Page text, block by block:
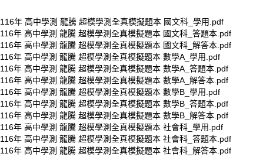
116年 高中學測 龍騰 超模學測全真模擬題本 國文科_學用.pdf
116年 高中學測 龍騰 超模學測全真模擬題本 國文科_答題本.pdf
116年 高中學測 龍騰 超模學測全真模擬題本 國文科_解答本.pdf
116年 高中學測 龍騰 超模學測全真模擬題本 數學A_學用.pdf
116年 高中學測 龍騰 超模學測全真模擬題本 數學A_答題本.pdf
116年 高中學測 龍騰 超模學測全真模擬題本 數學A_解答本.pdf
116年 高中學測 龍騰 超模學測全真模擬題本 數學B_學用.pdf
116年 高中學測 龍騰 超模學測全真模擬題本 數學B_答題本.pdf
116年 高中學測 龍騰 超模學測全真模擬題本 數學B_解答本.pdf
116年 高中學測 龍騰 超模學測全真模擬題本 社會科_學用.pdf
116年 高中學測 龍騰 超模學測全真模擬題本 社會科_答題本.pdf
116年 高中學測 龍騰 超模學測全真模擬題本 社會科_解答本.pdf